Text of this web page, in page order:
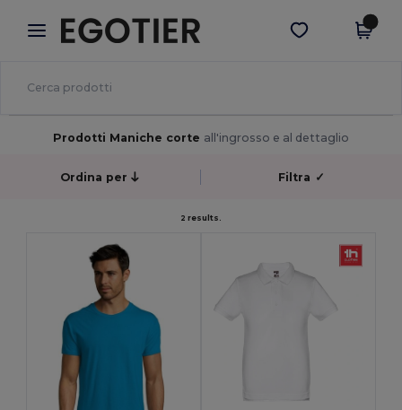
× App Egotier
Prezzi migliori sull'app!
Scarica app
Prodotti Maniche corte all'ingrosso e al dettaglio
Ordina per Filtra ✓
2 results.